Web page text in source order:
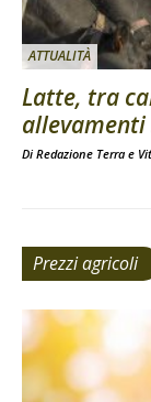
ATTUALITÀ
Latte, tra
Di Redazione Terra e
Prezzi agricoli